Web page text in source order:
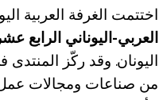
اختتمت الغرفة العربية
العربي-اليوناني الرابع
اليونان. وقد ركّز